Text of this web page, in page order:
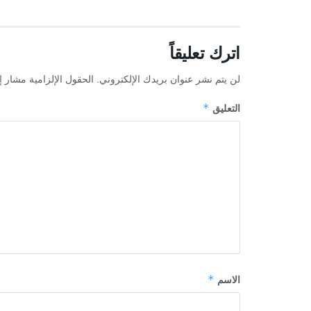
اترك تعليقاً
لن يتم نشر عنوان بريدك الإلكتروني. الحقول الإلزامية مشار
التعليق *
الاسم *